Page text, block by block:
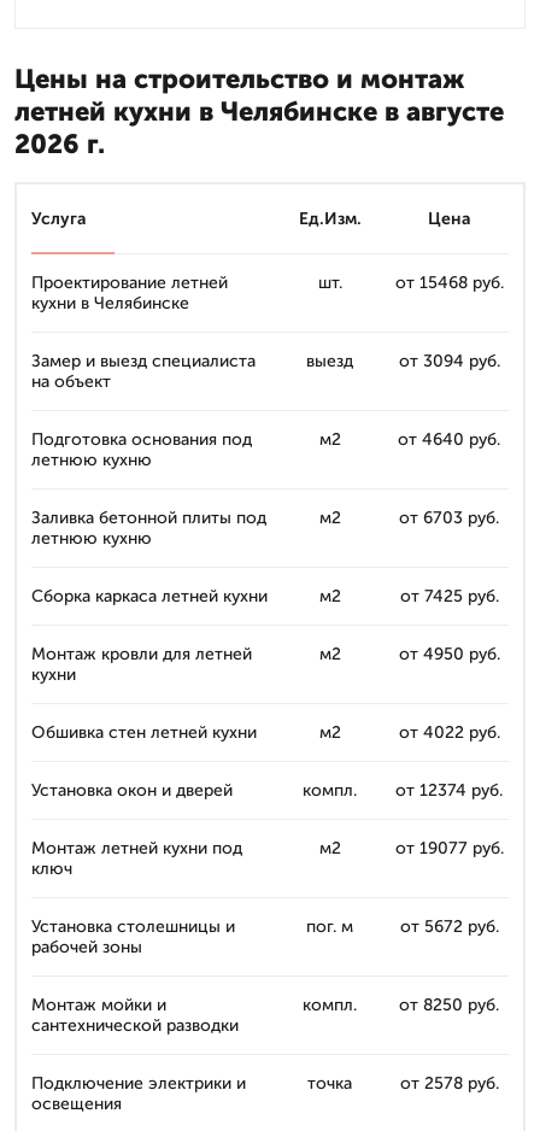
Цены на строительство и монтаж
летней кухни в Челябинске в августе
2026 г.
Услуга Ед.Изм. Цена
Проектирование летней
кухни в Челябинске
шт. от 15468 руб.
Замер и выезд специалиста
на объект
выезд от 3094 руб.
Подготовка основания под
летнюю кухню
м2 от 4640 руб.
Заливка бетонной плиты под
летнюю кухню
м2 от 6703 руб.
Сборка каркаса летней кухни м2 от 7425 руб.
Монтаж кровли для летней
кухни
м2 от 4950 руб.
Обшивка стен летней кухни м2 от 4022 руб.
Установка окон и дверей компл. от 12374 руб.
Монтаж летней кухни под
ключ
м2 от 19077 руб.
Установка столешницы и
рабочей зоны
пог. м от 5672 руб.
Монтаж мойки и
сантехнической разводки
компл. от 8250 руб.
Подключение электрики и
освещения
точка от 2578 руб.